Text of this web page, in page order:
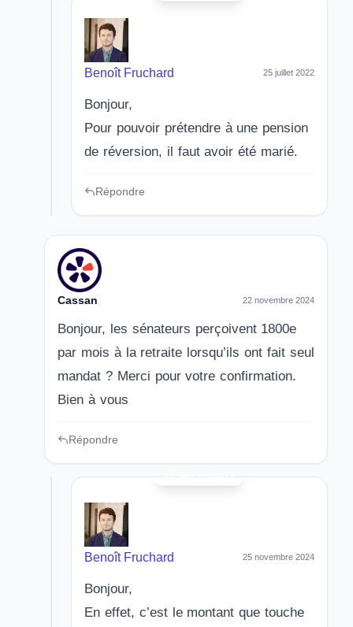
Benoît Fruchard 25 juillet 2022
Bonjour,
Pour pouvoir prétendre à une pension
de réversion, il faut avoir été marié.
Répondre
Cassan 22 novembre 2024
Bonjour, les sénateurs perçoivent 1800e
par mois à la retraite lorsqu’ils ont fait seul
mandat ? Merci pour votre confirmation.
Bien à vous
Répondre
Benoît Fruchard 25 novembre 2024
Bonjour,
En effet, c’est le montant que touche